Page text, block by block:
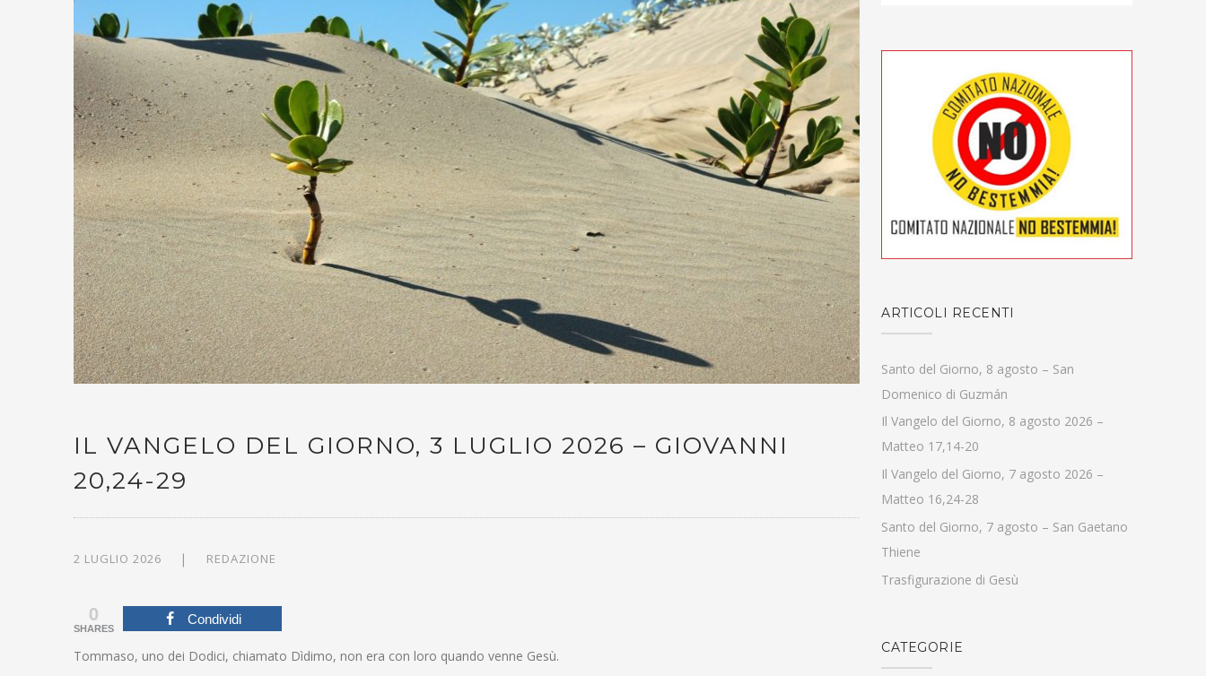
IL VANGELO DEL GIORNO, 3 LUGLIO 2026 – GIOVANNI
20,24-29
2 LUGLIO 2026 REDAZIONE
0
SHARES
Condividi
Tommaso, uno dei Dodici, chiamato Dìdimo, non era con loro quando venne Gesù.
ARTICOLI RECENTI
Santo del Giorno, 8 agosto – San
Domenico di Guzmán
Il Vangelo del Giorno, 8 agosto 2026 –
Matteo 17,14-20
Il Vangelo del Giorno, 7 agosto 2026 –
Matteo 16,24-28
Santo del Giorno, 7 agosto – San Gaetano
Thiene
Trasfigurazione di Gesù
CATEGORIE